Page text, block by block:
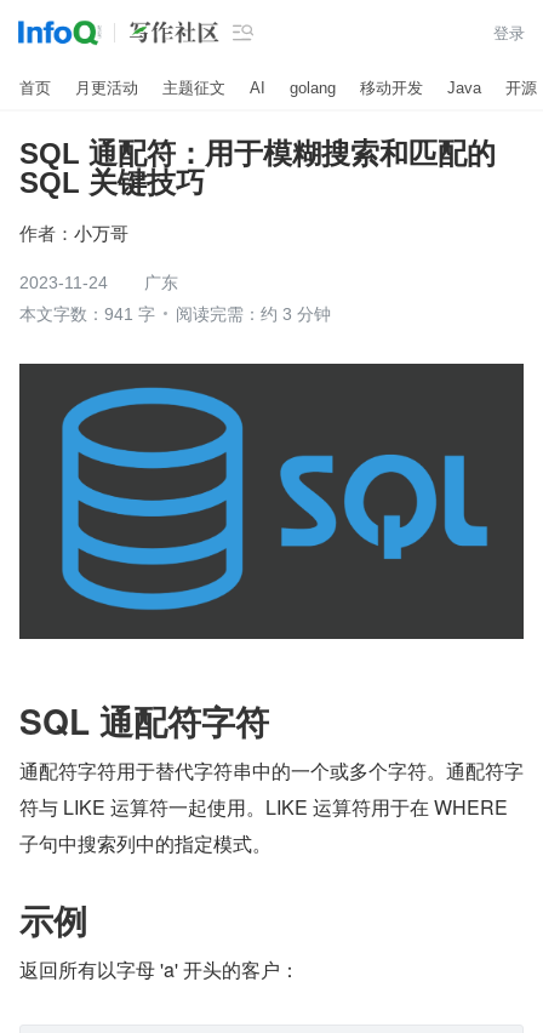
 登录
首页 月更活动 主题征文 AI golang 移动开发 Java 开源
SQL 通配符：用于模糊搜索和匹配的
SQL 关键技巧
作者： 小万哥
2023-11-24
广东
本文字数：941 字
阅读完需：约 3 分钟
SQL 通配符字符
通配符字符用于替代字符串中的一个或多个字符。通配符字
符与 LIKE 运算符一起使用。LIKE 运算符用于在 WHERE
子句中搜索列中的指定模式。
示例
返回所有以字母 'a' 开头的客户：